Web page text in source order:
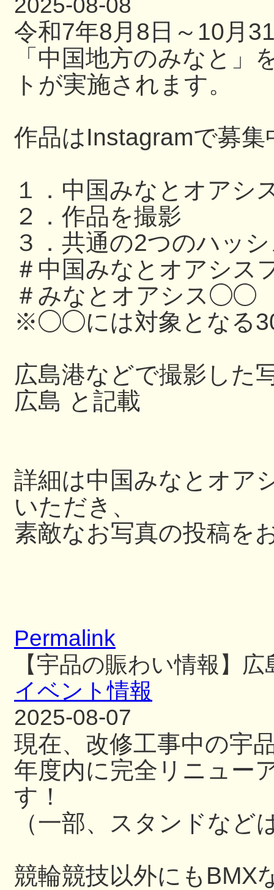
2025-08-08
令和7年8月8日～10月
「中国地方のみなと
トが実施されます。
作品はInstagramで募集
１．中国みなとオアシ
２．作品を撮影
３．共通の2つのハッ
＃中国みなとオアシス
＃みなとオアシス◯◯
※◯◯には対象となる
広島港などで撮影した
広島 と記載
詳細は中国みなとオア
いただき、
素敵なお写真の投稿を
Permalink
【宇品の賑わい情報】
イベント情報
2025-08-07
現在、改修工事中の宇
年度内に完全リニュー
す！
（一部、スタンドなど
競輪競技以外にもBMX